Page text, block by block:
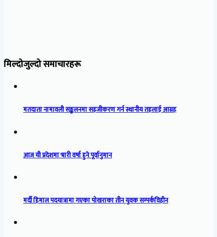
मिल्दोजुल्दो समाचारहरू
मतदाता नामावली सङ्कलनमा सहजीकरण गर्न स्थानीय तहलाई आग्रह
आज यी प्रदेशमा भारी वर्षा हुने पूर्वानुमान
मर्दी हिमाल पदयात्रामा गएका पोखराका तीन युवक सम्पर्कविहीन